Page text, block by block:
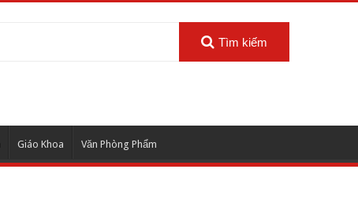
Tìm kiếm
Giáo Khoa Văn Phòng Phẩm